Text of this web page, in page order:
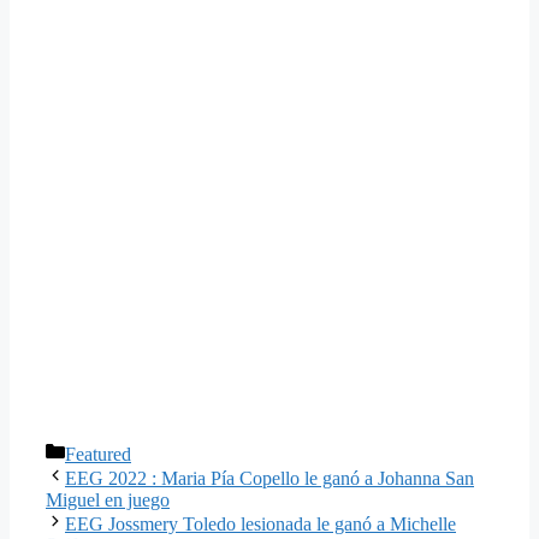
Categorías
Featured
EEG 2022 : Maria Pía Copello le ganó a Johanna San
Miguel en juego
EEG Jossmery Toledo lesionada le ganó a Michelle